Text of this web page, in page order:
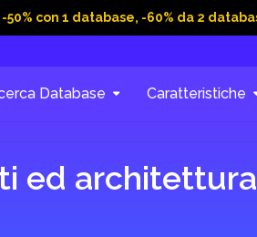
con 1 database, -60% da 2
Database Caratteristiche
ed